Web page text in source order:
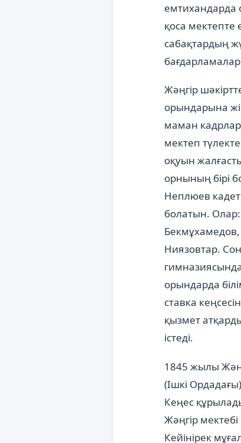
емтихандарда
қоса мектепте
сабақтардың
Жәңгір
орындарына
маман кадрлар
мектеп
оқуын
орнының бірі
Неплюев кадет
болатын.
Ниязовтар.
орындарда
ставка
қызмет
істеді.
1845 жылы
(Ішкі
Кеңес
Жәңгір
Кейінірек